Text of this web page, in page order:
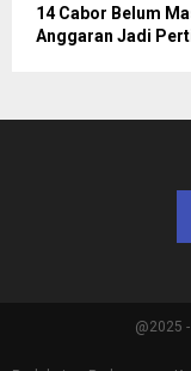
14 Cabor Belum
Anggaran Jadi
@2025